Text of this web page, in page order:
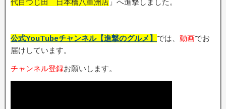
代目つじ田 日本橋八重洲店 」へ進撃しました。
公式YouTubeチャンネル【進撃のグルメ】 では、 動画でお
届けしています。
チャンネル登録お願いします。